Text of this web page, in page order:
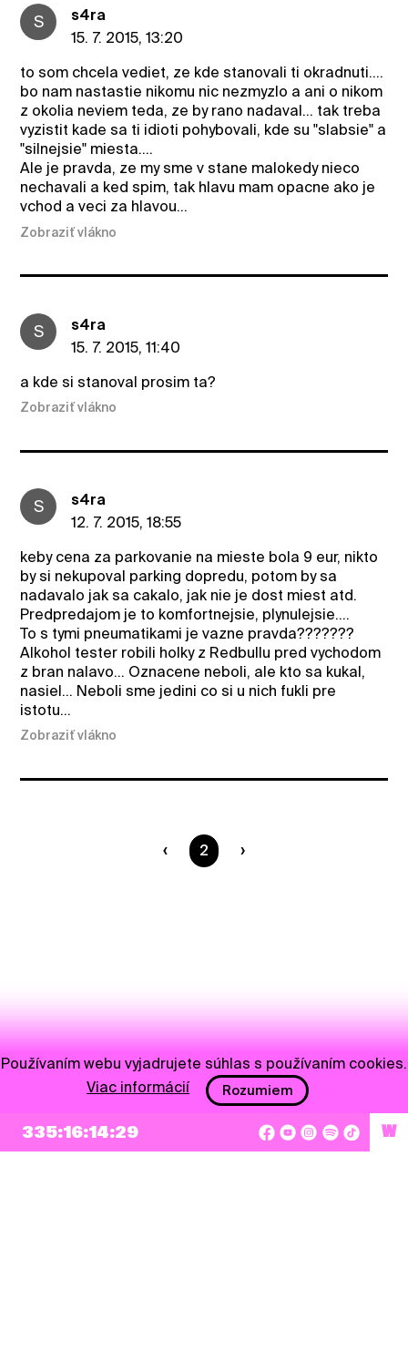
S
s4ra
15. 7. 2015, 13:20
to som chcela vediet, ze kde stanovali ti okradnuti....
bo nam nastastie nikomu nic nezmyzlo a ani o nikom
z okolia neviem teda, ze by rano nadaval... tak treba
vyzistit kade sa ti idioti pohybovali, kde su "slabsie" a
"silnejsie" miesta....
Ale je pravda, ze my sme v stane malokedy nieco
nechavali a ked spim, tak hlavu mam opacne ako je
vchod a veci za hlavou...
Zobraziť vlákno
S
s4ra
15. 7. 2015, 11:40
a kde si stanoval prosim ta?
Zobraziť vlákno
S
s4ra
12. 7. 2015, 18:55
keby cena za parkovanie na mieste bola 9 eur, nikto
by si nekupoval parking dopredu, potom by sa
nadavalo jak sa cakalo, jak nie je dost miest atd.
Predpredajom je to komfortnejsie, plynulejsie....
To s tymi pneumatikami je vazne pravda???????
Alkohol tester robili holky z Redbullu pred vychodom
z bran nalavo... Oznacene neboli, ale kto sa kukal,
nasiel... Neboli sme jedini co si u nich fukli pre
istotu...
Zobraziť vlákno
Ste na strane
2
335:16:14:28 W
Používaním webu vyjadrujete súhlas s používaním cookies.
Viac informácií
Rozumiem